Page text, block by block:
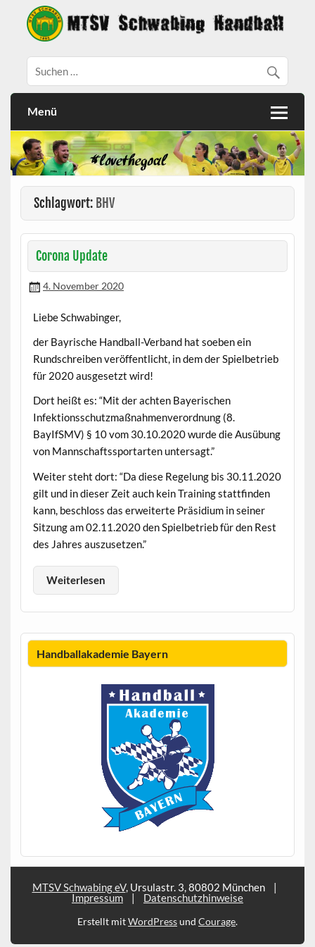
Menü
Schlagwort: BHV
Corona Update
4. November 2020
Liebe Schwabinger,
der Bayrische Handball-Verband hat soeben ein
Rundschreiben veröffentlicht, in dem der Spielbetrieb
für 2020 ausgesetzt wird!
Dort heißt es: “Mit der achten Bayerischen
Infektionsschutzmaßnahmenverordnung (8.
BayIfSMV) § 10 vom 30.10.2020 wurde die Ausübung
von Mannschaftssportarten untersagt.”
Weiter steht dort: “Da diese Regelung bis 30.11.2020
gilt und in dieser Zeit auch kein Training stattfinden
kann, beschloss das erweiterte Präsidium in seiner
Sitzung am 02.11.2020 den Spielbetrieb für den Rest
des Jahres auszusetzen.”
Weiterlesen
Handballakademie Bayern
MTSV Schwabing eV, Ursulastr. 3, 80802 München|
Impressum | Datenschutzhinweise
Erstellt mitWordPressund Courage.